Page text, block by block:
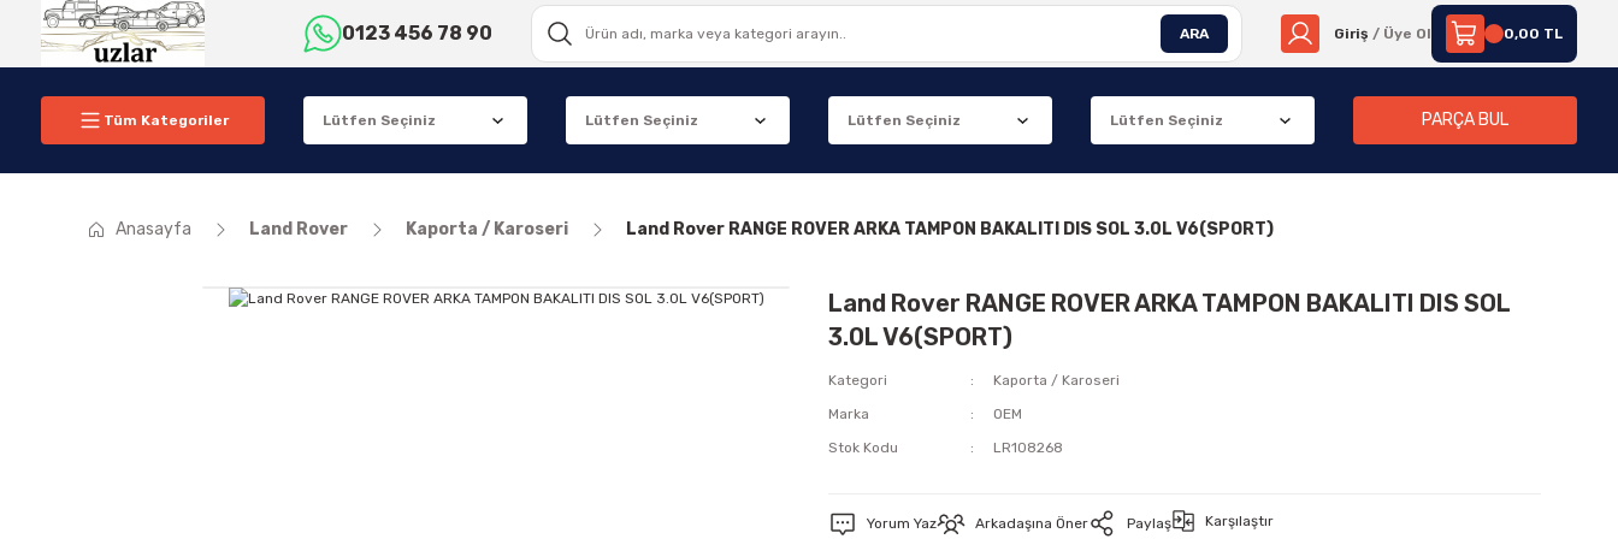
0123 456 78 90 ARA Giriş / Üye Ol 0,00 TL
Tüm Kategoriler PARÇA BUL
Anasayfa Land Rover Kaporta / Karoseri Land Rover RANGE ROVER ARKA TAMPON BAKALITI DIS SOL 3.0L V6(SPORT)
Land Rover RANGE ROVER ARKA TAMPON BAKALITI DIS SOL
3.0L V6(SPORT)
Kategori
Kaporta / Karoseri
Marka
OEM
Stok Kodu
LR108268
Yorum Yaz Arkadaşına Öner Paylaş Karşılaştır